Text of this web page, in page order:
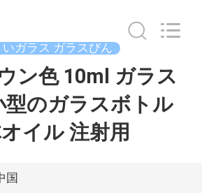
ガラス ガラスびん
ン色 10ml ガラス
型のガラスボトル
イル 注射用
国